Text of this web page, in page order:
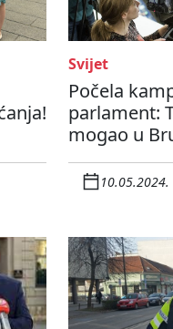
Svijet
Počela
parlament:
mogao u